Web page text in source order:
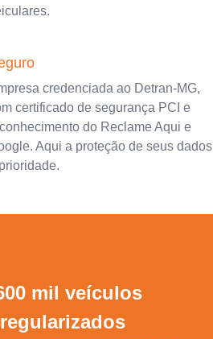
credenciada ao Detran-MG,
certificado de segurança PCI e
do Reclame Aqui e
Aqui a proteção de seus dados
mil veículos
regularizados